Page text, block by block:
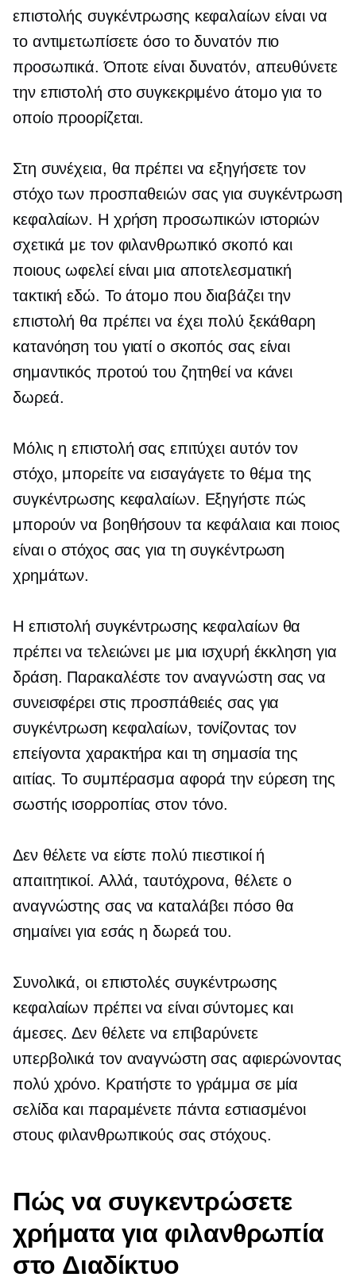
επιστολής συγκέντρωσης κεφαλαίων είναι να
το αντιμετωπίσετε όσο το δυνατόν πιο
προσωπικά. Όποτε είναι δυνατόν, απευθύνετε
την επιστολή στο συγκεκριμένο άτομο για το
οποίο προορίζεται.
Στη συνέχεια, θα πρέπει να εξηγήσετε τον
στόχο των προσπαθειών σας για συγκέντρωση
κεφαλαίων. Η χρήση προσωπικών ιστοριών
σχετικά με τον φιλανθρωπικό σκοπό και
ποιους ωφελεί είναι μια αποτελεσματική
τακτική εδώ. Το άτομο που διαβάζει την
επιστολή θα πρέπει να έχει πολύ ξεκάθαρη
κατανόηση του γιατί ο σκοπός σας είναι
σημαντικός προτού του ζητηθεί να κάνει
δωρεά.
Μόλις η επιστολή σας επιτύχει αυτόν τον
στόχο, μπορείτε να εισαγάγετε το θέμα της
συγκέντρωσης κεφαλαίων. Εξηγήστε πώς
μπορούν να βοηθήσουν τα κεφάλαια και ποιος
είναι ο στόχος σας για τη συγκέντρωση
χρημάτων.
Η επιστολή συγκέντρωσης κεφαλαίων θα
πρέπει να τελειώνει με μια ισχυρή έκκληση για
δράση. Παρακαλέστε τον αναγνώστη σας να
συνεισφέρει στις προσπάθειές σας για
συγκέντρωση κεφαλαίων, τονίζοντας τον
επείγοντα χαρακτήρα και τη σημασία της
αιτίας. Το συμπέρασμα αφορά την εύρεση της
σωστής ισορροπίας στον τόνο.
Δεν θέλετε να είστε πολύ πιεστικοί ή
απαιτητικοί. Αλλά, ταυτόχρονα, θέλετε ο
αναγνώστης σας να καταλάβει πόσο θα
σημαίνει για εσάς η δωρεά του.
Συνολικά, οι επιστολές συγκέντρωσης
κεφαλαίων πρέπει να είναι σύντομες και
άμεσες. Δεν θέλετε να επιβαρύνετε
υπερβολικά τον αναγνώστη σας αφιερώνοντας
πολύ χρόνο. Κρατήστε το γράμμα σε μία
σελίδα και παραμένετε πάντα εστιασμένοι
στους φιλανθρωπικούς σας στόχους.
Πώς να συγκεντρώσετε
χρήματα για φιλανθρωπία
στο Διαδίκτυο